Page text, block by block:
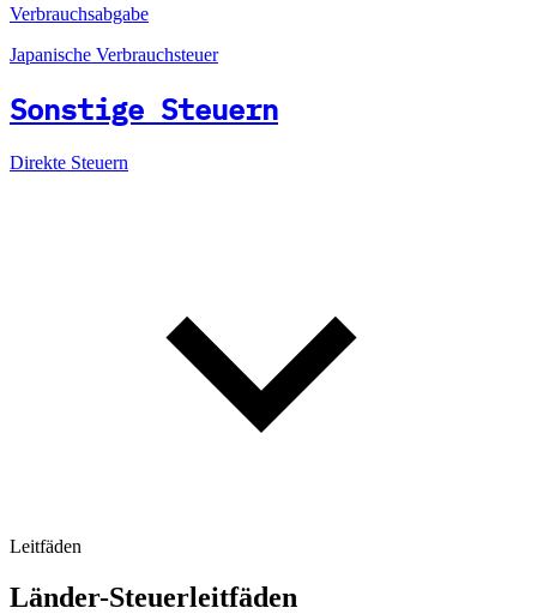
Verbrauchsabgabe
Japanische Verbrauchsteuer
Sonstige Steuern
Direkte Steuern
Leitfäden
Länder-Steuerleitfäden